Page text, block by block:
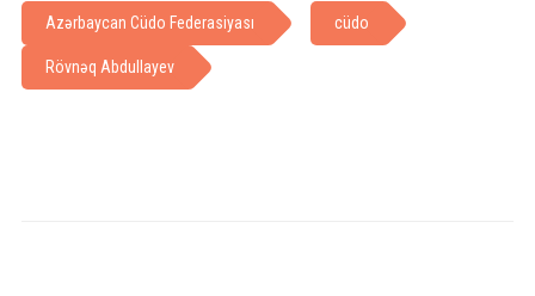
Azərbaycan Cüdo Federasiyası cüdo
Rövnəq Abdullayev